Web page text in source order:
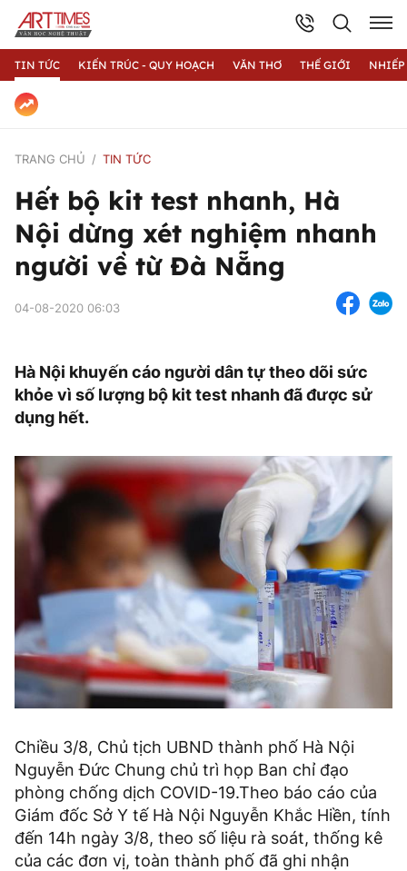
TIN TỨC KIẾN TRÚC - QUY HOẠCH VĂN THƠ THẾ GIỚI
TRANG CHỦ TIN TỨC
Hết bộ kit test nhanh, Hà
Nội dừng xét nghiệm nhanh
người về từ Đà Nẵng
04-08-2020 06:03
Hà Nội khuyến cáo người dân tự theo dõi sức
khỏe vì số lượng bộ kit test nhanh đã được sử
dụng hết.
Chiều 3/8, Chủ tịch UBND thành phố Hà Nội
Nguyễn Đức Chung chủ trì họp Ban chỉ đạo
phòng chống dịch COVID-19.Theo báo cáo của
Giám đốc Sở Y tế Hà Nội Nguyễn Khắc Hiền, tính
đến 14h ngày 3/8, theo số liệu rà soát, thống kê
của các đơn vị, toàn thành phố đã ghi nhận